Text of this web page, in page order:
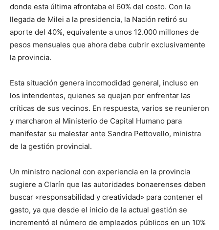
donde esta última afrontaba el 60% del costo. Con la
llegada de Milei a la presidencia, la Nación retiró su
aporte del 40%, equivalente a unos 12.000 millones de
pesos mensuales que ahora debe cubrir exclusivamente
la provincia.
Esta situación genera incomodidad general, incluso en
los intendentes, quienes se quejan por enfrentar las
críticas de sus vecinos. En respuesta, varios se reunieron
y marcharon al Ministerio de Capital Humano para
manifestar su malestar ante Sandra Pettovello, ministra
de la gestión provincial.
Un ministro nacional con experiencia en la provincia
sugiere a Clarín que las autoridades bonaerenses deben
buscar «responsabilidad y creatividad» para contener el
gasto, ya que desde el inicio de la actual gestión se
incrementó el número de empleados públicos en un 10%